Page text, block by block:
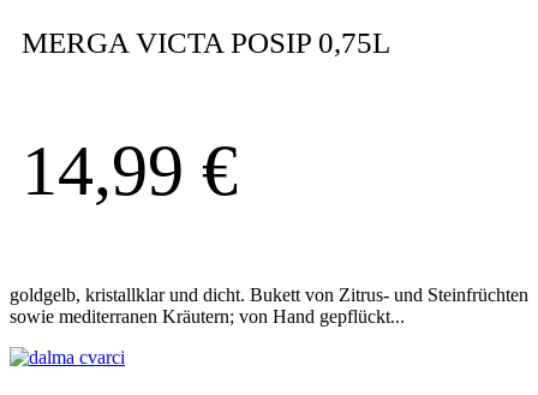
MERGA VICTA POSIP 0,75L
14,99 €
goldgelb, kristallklar und dicht. Bukett von Zitrus- und Steinfrüchten
sowie mediterranen Kräutern; von Hand gepflückt...